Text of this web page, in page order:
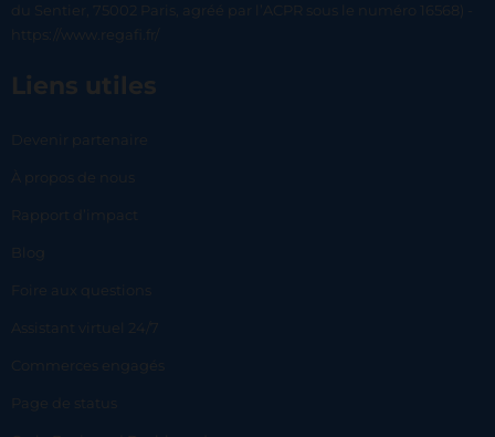
du Sentier, 75002 Paris, agréé par l’ACPR sous le numéro 16568) -
https://www.regafi.fr/
Liens utiles
Devenir partenaire
À propos de nous
Rapport d’impact
Blog
Foire aux questions
Assistant virtuel 24/7
Commerces engagés
Page de status